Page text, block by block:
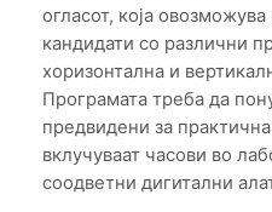
огласот, која
кандидати со различни
хоризонтална и
Програмата треба да
предвидени за
вклучуваат часови во
соодветни дигитални